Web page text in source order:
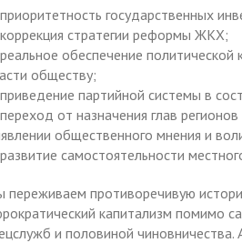
государственных
стратегии реформы ЖКХ;
обеспечение
обществу;
партийной системы в
от назначения глав
общественного мнения и
самостоятельности
переживаем противоречивую
капитализм помимо
и половиной